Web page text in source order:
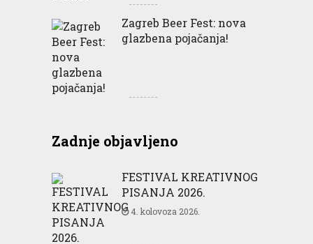
Zagreb Beer Fest: nova
glazbena pojačanja!
Zadnje objavljeno
FESTIVAL KREATIVNOG
PISANJA 2026.
4. kolovoza 2026.